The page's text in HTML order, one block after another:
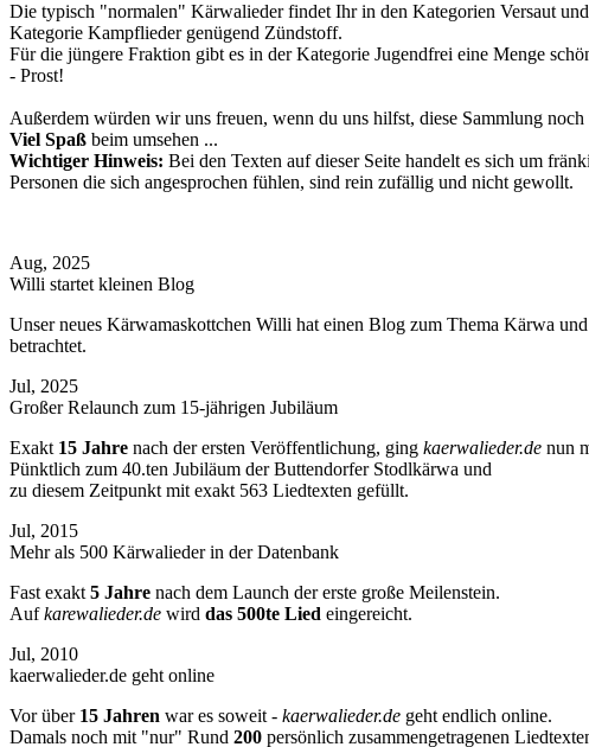
Die typisch "normalen" Kärwalieder findet Ihr in den Kategorien Versaut und
Kategorie Kampfliedergenügend Zündstoff.
Für die jüngere Fraktion gibt es in der Kategorie Jugendfrei eine Menge
- Prost!
Außerdem würden wir uns freuen, wenn du uns hilfst, diese Sammlung
Viel Spaß beim umsehen ...
Wichtiger Hinweis: Bei den Texten auf dieser Seite handelt es sich um
Personen die sich angesprochen fühlen, sind rein zufällig und nicht gewollt.
Aug, 2025
Willi startet kleinen Blog
Unser neues Kärwamaskottchen Willi hat einen Blog zum Thema Kärwa
betrachtet.
Jul, 2025
Großer Relaunch zum 15-jährigen Jubiläum
Exakt 15 Jahre nach der ersten Veröffentlichung, ging kaerwalieder.de nun
Pünktlich zum 40.ten Jubiläum der Buttendorfer Stodlkärwa und
zu diesem Zeitpunkt mit exakt 563 Liedtexten gefüllt.
Jul, 2015
Mehr als 500 Kärwalieder in der Datenbank
Fast exakt 5 Jahre nach dem Launch der erste große Meilenstein.
Aufkarewalieder.de wird das 500te Lied eingereicht.
Jul, 2010
kaerwalieder.de geht online
Vor über 15 Jahren war es soweit - kaerwalieder.de geht endlich online.
Damals noch mit "nur" Rund 200 persönlich zusammengetragenen